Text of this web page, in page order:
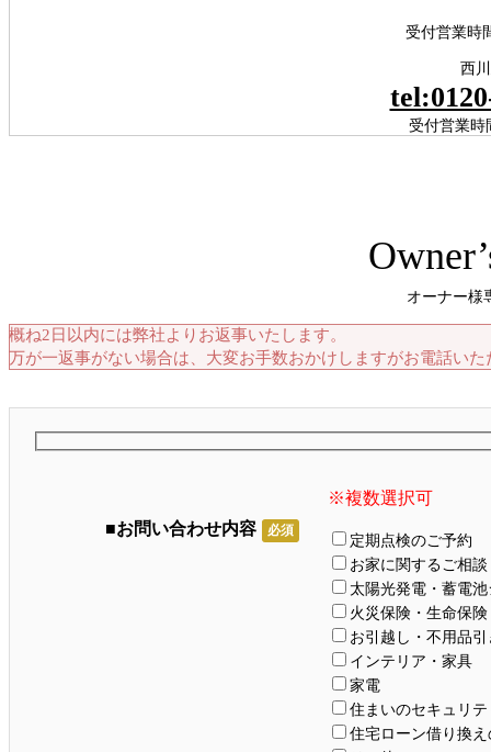
受付営業時
西
受付営業時
オーナー様
概ね2日以内には弊社よりお返事いたします。
万が一返事がない場合は、大変お手数おかけしますがお電話い
■お問い合わせ内容 必須
※複数選択可
定期点検のご予約
お家に関するご相
太陽光発電・蓄電
火災保険・生命保
お引越し・不用品
インテリア・家具
家電
住まいのセキュリテ
住宅ローン借り換